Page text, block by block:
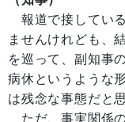
報道で接してい
ませんけれども、
を巡って、副知事
病休というような
は残念な事態だと
ただ、事実関係